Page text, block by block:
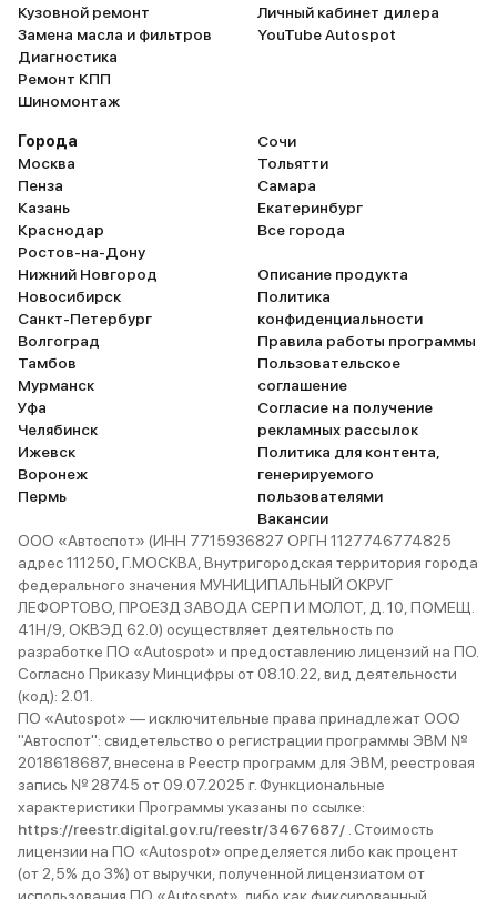
Кузовной ремонт
Замена масла и фильтров
Диагностика
Ремонт КПП
Шиномонтаж
Личный кабинет дилера
YouTube Autospot
Города
Москва
Пенза
Казань
Краснодар
Ростов-на-Дону
Нижний Новгород
Новосибирск
Санкт-Петербург
Волгоград
Тамбов
Мурманск
Уфа
Челябинск
Ижевск
Воронеж
Пермь
Сочи
Тольятти
Самара
Екатеринбург
Все города
Описание продукта
Политика
конфиденциальности
Правила работы программы
Пользовательское
соглашение
Согласие на получение
рекламных рассылок
Политика для контента,
генерируемого
пользователями
Вакансии
ООО «Автоспот» (ИНН 7715936827 ОРГН 1127746774825
адрес 111250, Г.МОСКВА, Внутригородская территория города
федерального значения МУНИЦИПАЛЬНЫЙ ОКРУГ
ЛЕФОРТОВО, ПРОЕЗД ЗАВОДА СЕРП И МОЛОТ, Д. 10, ПОМЕЩ.
41Н/9, ОКВЭД 62.0) осуществляет деятельность по
разработке ПО «Autospot» и предоставлению лицензий на ПО.
Согласно Приказу Минцифры от 08.10.22, вид деятельности
(код): 2.01.
ПО «Autospot» — исключительные права принадлежат ООО
"Автоспот": свидетельство о регистрации программы ЭВМ №
2018618687, внесена в Реестр программ для ЭВМ, реестровая
запись № 28745 от 09.07.2025 г. Функциональные
характеристики Программы указаны по ссылке:
https://reestr.digital.gov.ru/reestr/3467687/ . Стоимость
лицензии на ПО «Autospot» определяется либо как процент
(от 2,5% до 3%) от выручки, полученной лицензиатом от